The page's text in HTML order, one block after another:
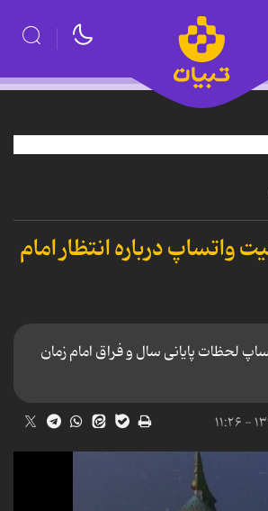
واتساپ درباره انتظار امام
لحظات پایانی سال و فراق امام زمان